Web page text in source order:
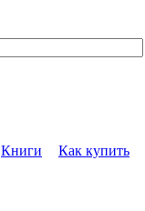
Книги Как купить